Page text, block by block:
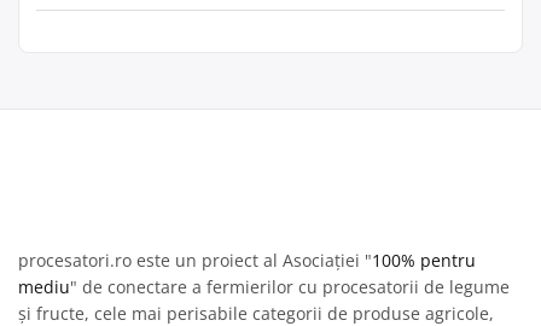
procesatori.ro este un proiect al Asociației "100% pentru
mediu" de conectare a fermierilor cu procesatorii de legume
și fructe, cele mai perisabile categorii de produse agricole,